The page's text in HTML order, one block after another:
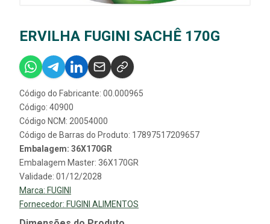
ERVILHA FUGINI SACHÊ 170G
Código do Fabricante: 00.000965
Código: 40900
Código NCM: 20054000
Código de Barras do Produto: 17897517209657
Embalagem: 36X170GR
Embalagem Master: 36X170GR
Validade: 01/12/2028
Marca: FUGINI
Fornecedor: FUGINI ALIMENTOS